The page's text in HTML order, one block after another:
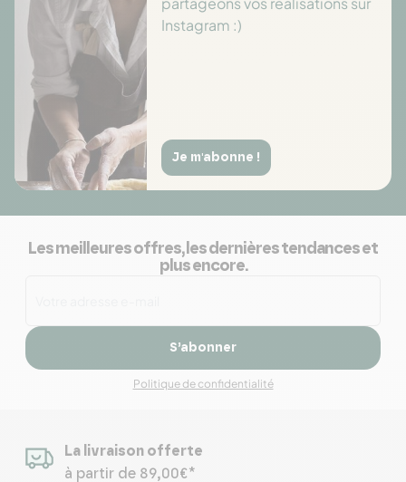
Instagram :)
Je m'abonne !
Les meilleures offres, les dernières tendances et
plus encore.
S’abonner
Politique de confidentialité
La livraison offerte
à partir de 89,00€*